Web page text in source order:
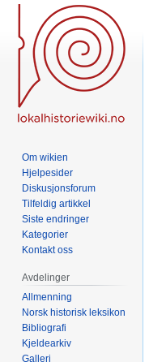
Om wikien
Hjelpesider
Diskusjonsforum
Tilfeldig artikkel
Siste endringer
Kategorier
Kontakt oss
Avdelinger
Allmenning
Norsk historisk leksikon
Bibliografi
Kjeldearkiv
Galleri